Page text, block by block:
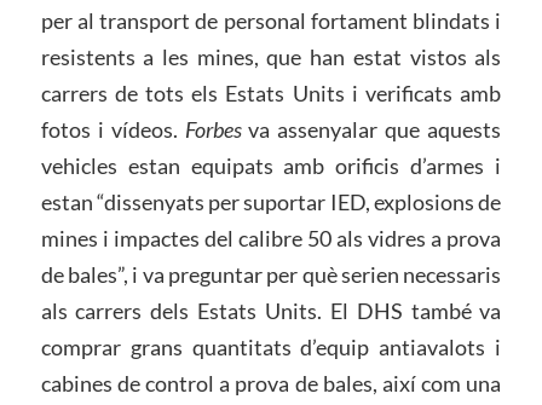
per al transport de personal fortament blindats i
resistents a les mines, que han estat vistos als
carrers de tots els Estats Units i verificats amb
fotos i vídeos. Forbesva assenyalar que aquests
vehicles estan equipats amb orificis d’armes i
estan “dissenyats per suportar IED, explosions de
mines i impactes del calibre 50 als vidres a prova
de bales”, i va preguntar per què serien necessaris
als carrers dels Estats Units. El DHS també va
comprar grans quantitats d’equip antiavalots i
cabines de control a prova de bales, així com una